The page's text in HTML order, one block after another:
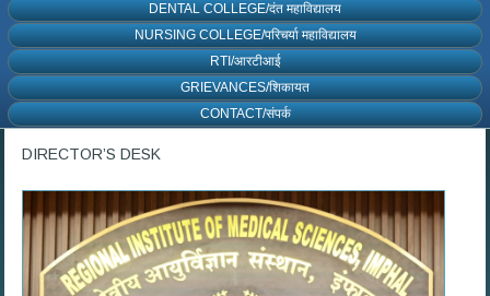
DENTAL COLLEGE/दंत महाविद्यालय
NURSING COLLEGE/परिचर्या महाविद्यालय
RTI/आरटीआई
GRIEVANCES/शिकायत
CONTACT/संपर्क
DIRECTOR’S DESK